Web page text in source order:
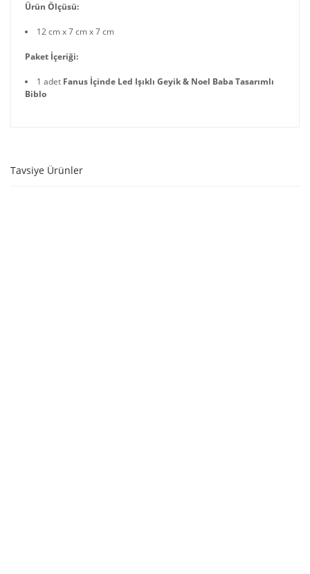
Ürün Ölçüsü:
12 cm x 7 cm x 7 cm
Paket İçeriği:
1 adet Fanus İçinde Led Işıklı Geyik & Noel Baba Tasarımlı
Biblo
Tavsiye Ürünler